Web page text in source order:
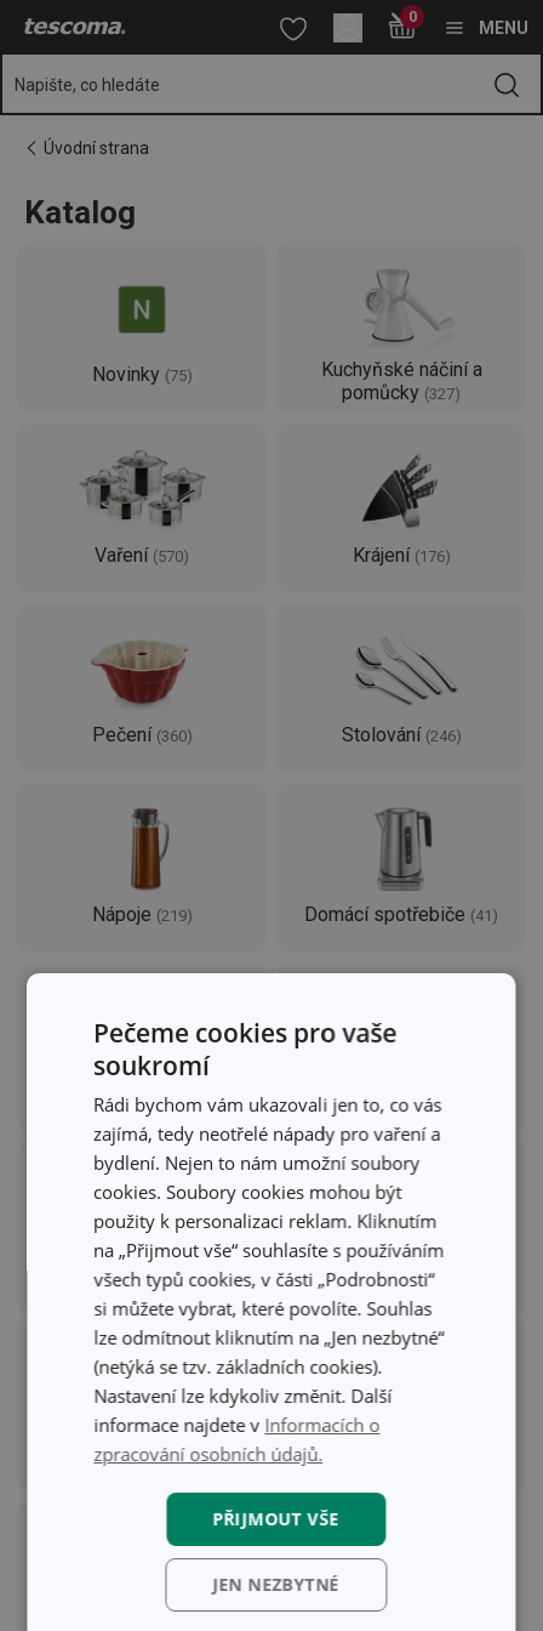
Nacházíte se na stránce Kuchyňské potřeby TESCOMA,
Přejít na hlavní obsah
Přejít na vyhledávání
Přejít na navigaci 0
MENU
Napište, co hledáte
Úvodní strana
Katalog
Novinky (75)
Kuchyňské náčiní a
pomůcky (327)
Vaření (570) Krájení (176)
Pečení (360) Stolování (246)
Nápoje (219) Domácí spotřebiče (41 )
Domácnost Mytí a úklid
Venkovní aktivity(81) Pro děti(34
Akční nabídka( 429) Dárkové poukazy
Pečeme cookies pro vaše
soukromí
Rádi bychom vám ukazovali jen to, co vás
zajímá, tedy neotřelé nápady pro vaření a
bydlení. Nejen to nám umožní soubory
cookies. Soubory cookies mohou být
použity k personalizaci reklam. Kliknutím
na „Přijmout vše“ souhlasíte s používáním
všech typů cookies, v části „Podrobnosti“
si můžete vybrat, které povolíte. Souhlas
lze odmítnout kliknutím na „Jen nezbytné“
(netýká se tzv. základních cookies).
Nastavení lze kdykoliv změnit. Další
informace najdete v Informacích o
zpracování osobních údajů.
PŘIJMOUT VŠE
JEN NEZBYTNÉ